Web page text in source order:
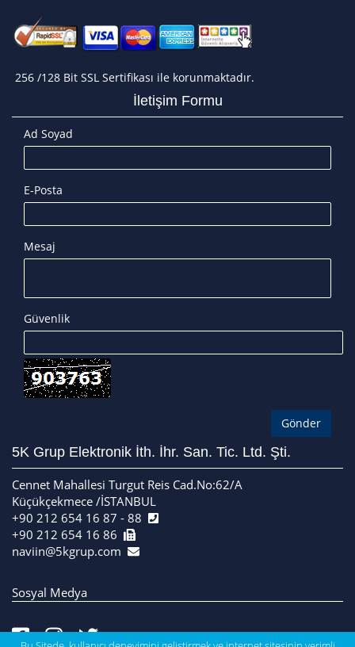
256 /128 Bit SSL Sertifikası ile korunmaktadır.
İletişim Formu
Ad Soyad
E-Posta
Mesaj
Güvenlik
5K Grup Elektronik İth. İhr. San. Tic. Ltd. Şti.
Cennet Mahallesi Turgut Reis Cad.No:62/A
Küçükçekmece /İSTANBUL
+90 212 654 16 87 - 88
+90 212 654 16 86
naviin@5kgrup.com
Sosyal Medya